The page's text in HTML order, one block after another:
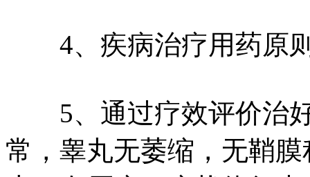
4、疾病治疗用药原则
5、通过疗效评价治好
常，睾丸无萎缩，无鞘